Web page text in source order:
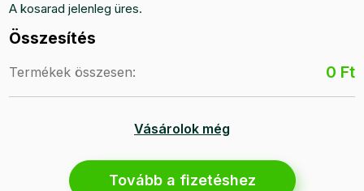
A kosarad jelenleg üres.
Összesítés
Termékek összesen: 0 Ft
Vásárolok még
Tovább a fizetéshez